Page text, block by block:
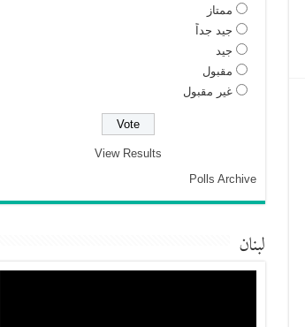
ممتاز
جيد جداً
جيد
مقبول
غير مقبول
View Results
Polls Archive
لبنان